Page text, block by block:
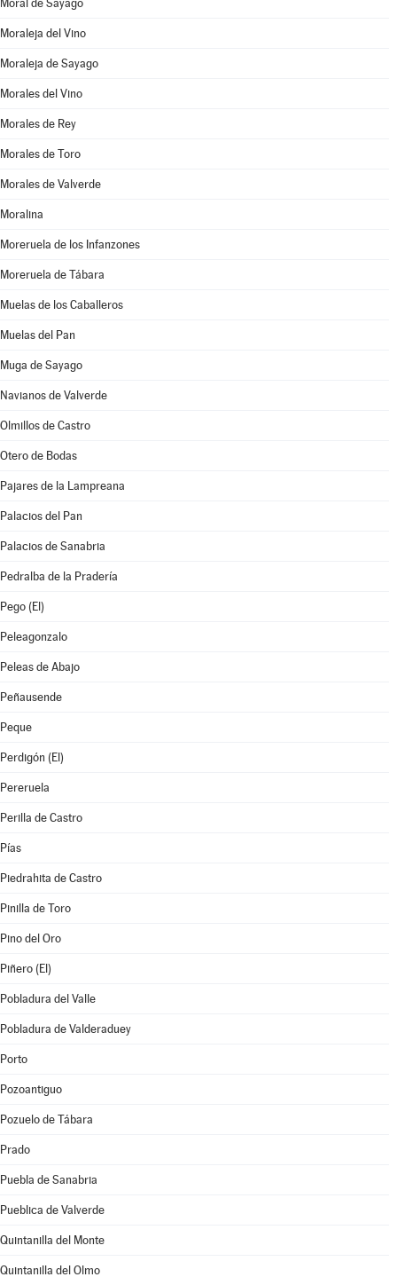
Moral de Sayago
Moraleja del Vino
Moraleja de Sayago
Morales del Vino
Morales de Rey
Morales de Toro
Morales de Valverde
Moralina
Moreruela de los Infanzones
Moreruela de Tábara
Muelas de los Caballeros
Muelas del Pan
Muga de Sayago
Navianos de Valverde
Olmillos de Castro
Otero de Bodas
Pajares de la Lampreana
Palacios del Pan
Palacios de Sanabria
Pedralba de la Pradería
Pego (El)
Peleagonzalo
Peleas de Abajo
Peñausende
Peque
Perdigón (El)
Pereruela
Perilla de Castro
Pías
Piedrahita de Castro
Pinilla de Toro
Pino del Oro
Piñero (El)
Pobladura del Valle
Pobladura de Valderaduey
Porto
Pozoantiguo
Pozuelo de Tábara
Prado
Puebla de Sanabria
Pueblica de Valverde
Quintanilla del Monte
Quintanilla del Olmo